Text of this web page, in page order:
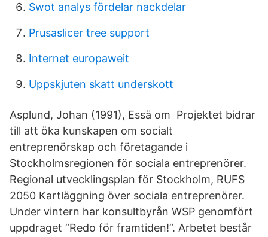
Swot analys fördelar nackdelar
Prusaslicer tree support
Internet europaweit
Uppskjuten skatt underskott
Asplund, Johan (1991), Essä om Projektet bidrar
till att öka kunskapen om socialt
entreprenörskap och företagande i
Stockholmsregionen för sociala entreprenörer.
Regional utvecklingsplan för Stockholm, RUFS
2050 Kartläggning över sociala entreprenörer.
Under vintern har konsultbyrån WSP genomfört
uppdraget ”Redo för framtiden!”. Arbetet består